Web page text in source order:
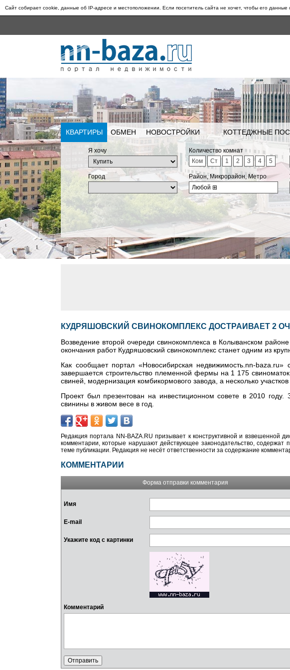
Сайт собирает cookie, данные об IP-адресе и местоположении. Если посетитель сайта не хочет, чтобы его данные
КВАРТИРЫ ОБМЕН НОВОСТРОЙКИ КОТТЕДЖНЫЕ
Я хочу
Количество комнат
Ком
Ст 1 2 3 4 5
Город
Район, Микрорайон, Метро
Любой ⊞
КУДРЯШОВСКИЙ СВИНОКОМПЛЕКС ДОСТРАИВАЕТ 2
Возведение второй очереди свинокомплекса в Колыванском
окончания работ Кудряшовский свинокомплекс станет одним из
Как сообщает портал «Новосибирская недвижимость.nn-
завершается строительство племенной фермы на 1 175
свиней, модернизация комбикормового завода, а несколько
Проект был презентован на инвестиционном совете в 2010
свинины в живом весе в год.
Редакция портала NN-BAZA.RU призывает к конструктивной и взвешенной
комментарии, которые нарушают действующее законодательство, содержат
теме публикации. Редакция не несёт ответственности за содержание
КОММЕНТАРИИ
Форма отправки комментария
Имя
E-mail
Укажите код с картинки
Комментарий